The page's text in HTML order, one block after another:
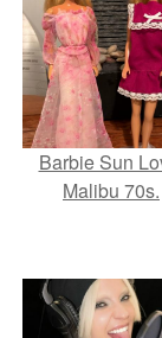
Barbie Sun
Malibu 70s.